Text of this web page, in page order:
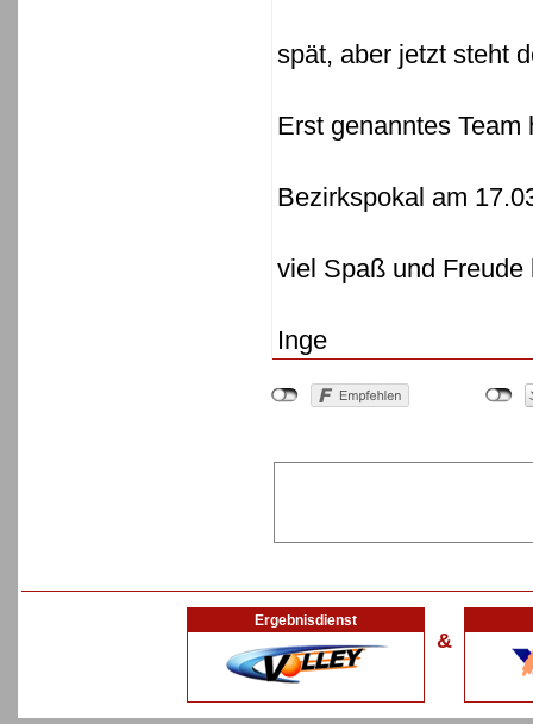
spät, aber jetzt steht
Erst genanntes Team
Bezirkspokal am
viel Spaß und Freude
Inge
Ergebnisdienst
&